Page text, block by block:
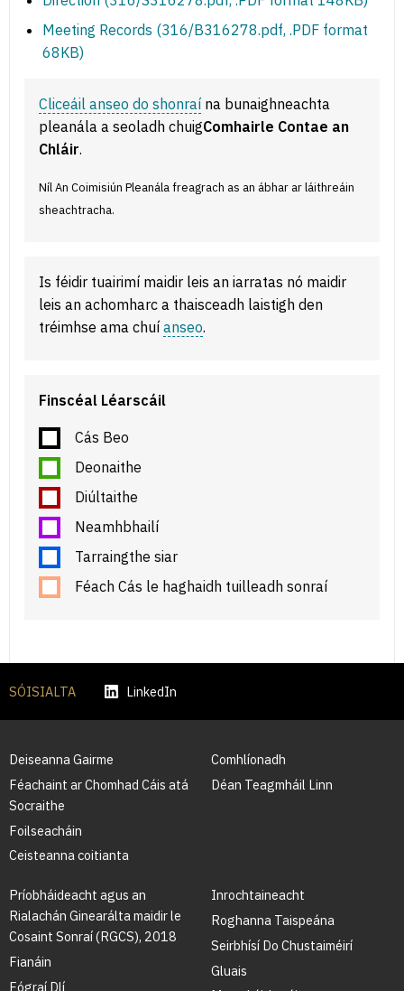
Meeting Records (316/B316278.pdf, .PDF format
68KB)
Cliceáil anseo do shonraí na bunaighneachta
pleanála a seoladh chuigComhairle Contae an
Chláir.
Níl An Coimisiún Pleanála freagrach as an ábhar ar láithreáin
sheachtracha.
Is féidir tuairimí maidir leis an iarratas nó maidir
leis an achomharc a thaisceadh laistigh den
tréimhse ama chuí anseo.
Finscéal Léarscáil
Cás Beo
Deonaithe
Diúltaithe
Neamhbhailí
Tarraingthe siar
Féach Cás le haghaidh tuilleadh sonraí
SÓISIALTA LinkedIn
Deiseanna Gairme
Féachaint ar Chomhad Cáis atá
Socraithe
Foilseacháin
Ceisteanna coitianta
Comhlíonadh
Déan Teagmháil Linn
Príobháideacht agus an
Rialachán Ginearálta maidir le
Cosaint Sonraí (RGCS), 2018
Fianáin
Fógraí Dlí
Inrochtaineacht
Roghanna Taispeána
Seirbhísí Do Chustaiméirí
Gluais